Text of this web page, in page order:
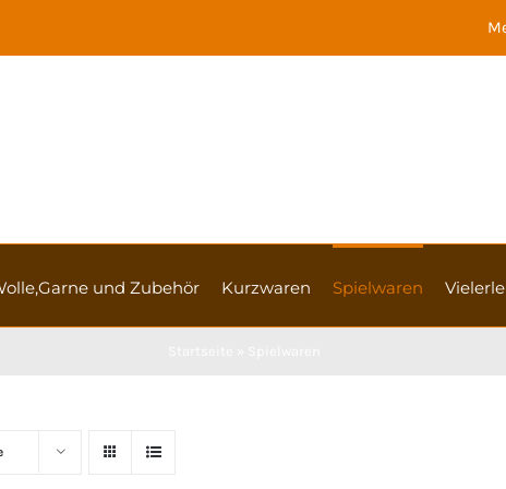
und Zubehör Kurzwaren Spielwaren